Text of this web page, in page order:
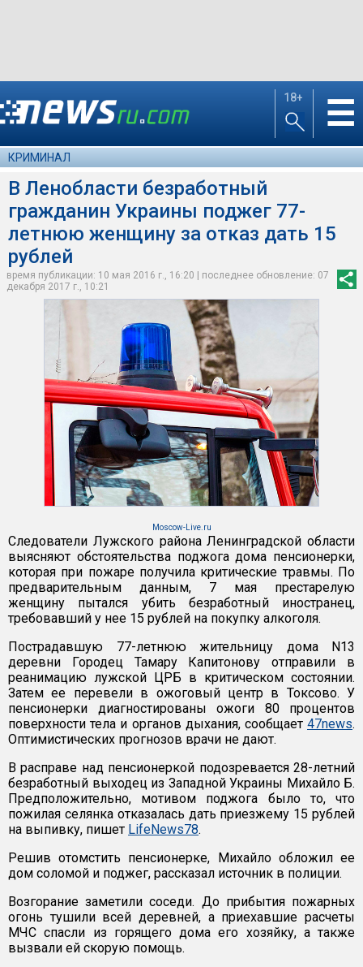
18+ ☰
КРИМИНАЛ
В Ленобласти безработный
гражданин Украины поджег 77-
летнюю женщину за отказ дать 15
рублей
время публикации: 10 мая 2016 г., 16:20 | последнее обновление: 07
декабря 2017 г., 10:21
Moscow-Live.ru
Следователи Лужского района Ленинградской области
выясняют обстоятельства поджога дома пенсионерки,
которая при пожаре получила критические травмы. По
предварительным данным, 7 мая престарелую
женщину пытался убить безработный иностранец,
требовавший у нее 15 рублей на покупку алкоголя.
Пострадавшую 77-летнюю жительницу дома N13
деревни Городец Тамару Капитонову отправили в
реанимацию лужской ЦРБ в критическом состоянии.
Затем ее перевели в ожоговый центр в Токсово. У
пенсионерки диагностированы ожоги 80 процентов
поверхности тела и органов дыхания, сообщает 47news.
Оптимистических прогнозов врачи не дают.
В расправе над пенсионеркой подозревается 28-летний
безработный выходец из Западной Украины Михайло Б.
Предположительно, мотивом поджога было то, что
пожилая селянка отказалась дать приезжему 15 рублей
на выпивку, пишет LifeNews78.
Решив отомстить пенсионерке, Михайло обложил ее
дом соломой и поджег, рассказал источник в полиции.
Возгорание заметили соседи. До прибытия пожарных
огонь тушили всей деревней, а приехавшие расчеты
МЧС спасли из горящего дома его хозяйку, а также
вызвали ей скорую помощь.